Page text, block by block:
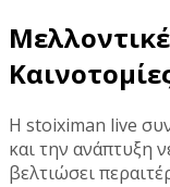
Η stoiximan live
και την ανάπτυξη
βελτιώσει